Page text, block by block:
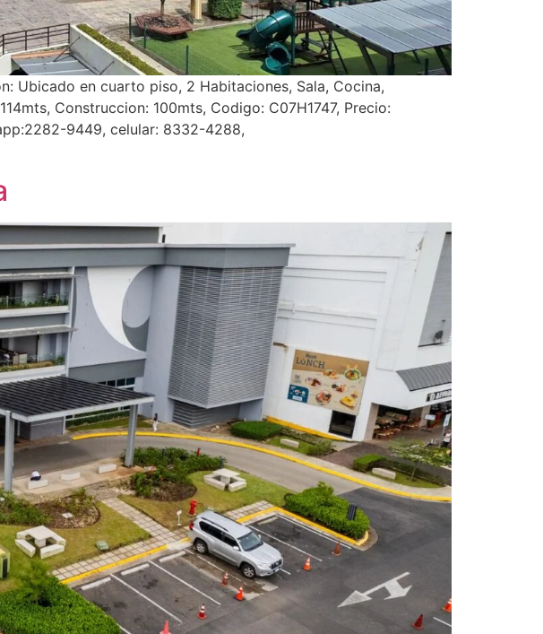
Ubicado en cuarto piso, 2 Habitaciones, Sala, Cocina,
Construccion: 100mts, Codigo: C07H1747, Precio:
9449, celular: 8332-4288,